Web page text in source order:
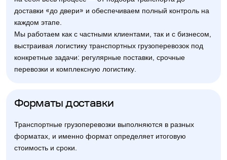
доставки «до двери» и обеспечиваем полный контроль на
каждом этапе.
Мы работаем как с частными клиентами, так и с бизнесом,
выстраивая логистику транспортных грузоперевозок под
конкретные задачи: регулярные поставки, срочные
перевозки и комплексную логистику.
Форматы доставки
Транспортные грузоперевозки выполняются в разных
форматах, и именно формат определяет итоговую
стоимость и сроки.